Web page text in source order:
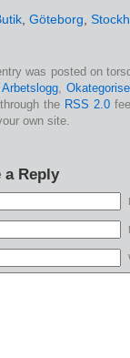
Göteborg
was posted on
Arbetslogg,
the RSS 2.0
own site.
a Reply